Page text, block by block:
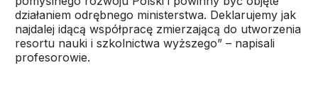
działaniem odrębnego ministerstwa. Deklarujemy jak
najdalej idącą współpracę zmierzającą do utworzenia
resortu nauki i szkolnictwa wyższego” – napisali
profesorowie.